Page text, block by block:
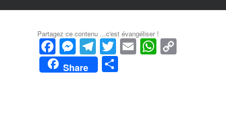
Partagez ce contenu ...c'est évangéliser !
Facebook
Messenger
Telegram
Twitter
Email
Share